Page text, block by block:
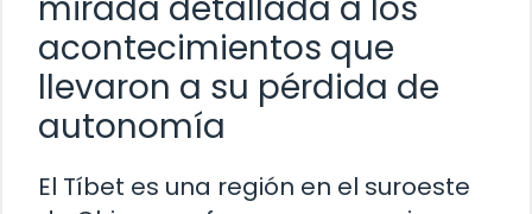
acontecimientos que
llevaron a su pérdida de
autonomía
El Tíbet es una región en el suroeste